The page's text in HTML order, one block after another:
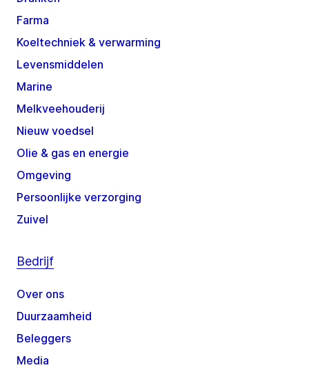
Farma
Koeltechniek & verwarming
Levensmiddelen
Marine
Melkveehouderij
Nieuw voedsel
Olie & gas en energie
Omgeving
Persoonlijke verzorging
Zuivel
Bedrijf
Over ons
Duurzaamheid
Beleggers
Media